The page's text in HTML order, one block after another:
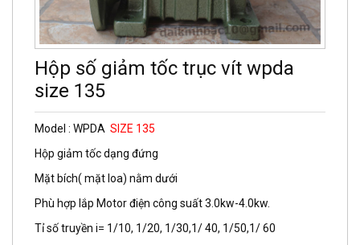
Hộp số giảm tốc trục vít wpda
size 135
Model : WPDA SIZE 135
Hộp giảm tốc dạng đứng
Mặt bích( mặt loa) nằm dưới
Phù hợp lắp Motor điện công suất 3.0kw-4.0kw.
Tỉ số truyền i= 1/10, 1/20, 1/30,1/ 40, 1/50,1/ 60